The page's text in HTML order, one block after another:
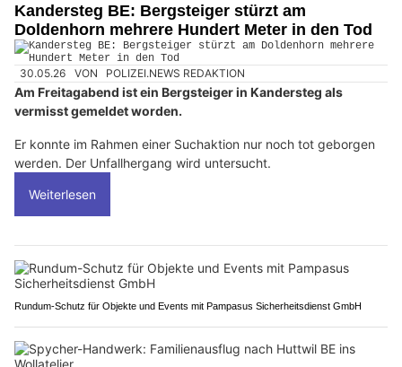
Kandersteg BE: Bergsteiger stürzt am
Doldenhorn mehrere Hundert Meter in den Tod
30.05.26 VON POLIZEI.NEWS REDAKTION
Am Freitagabend ist ein Bergsteiger in Kandersteg als
vermisst gemeldet worden.
Er konnte im Rahmen einer Suchaktion nur noch tot geborgen
werden. Der Unfallhergang wird untersucht.
Weiterlesen
Rundum-Schutz für Objekte und Events mit Pampasus Sicherheitsdienst GmbH